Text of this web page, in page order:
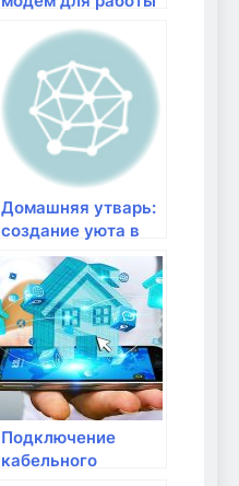
Домашняя утварь:
создание уюта в
каждом доме
Подключение
кабельного